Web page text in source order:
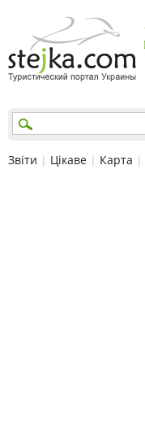
Звіти | Цікаве | Карта |